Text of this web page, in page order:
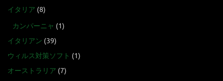
イタリア (8)
カンパーニャ (1)
イタリアン (39)
ウィルス対策ソフト (1)
オーストラリア (7)